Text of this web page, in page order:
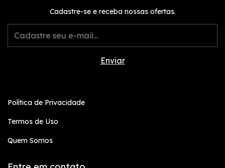
Cadastre-se e receba nossas ofertas.
Política de Privacidade
Termos de Uso
Quem Somos